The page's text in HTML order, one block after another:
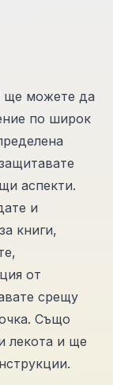
ще можете да
по широк
аспекти.
и
книги,
от
срещу
Също
лекота и ще